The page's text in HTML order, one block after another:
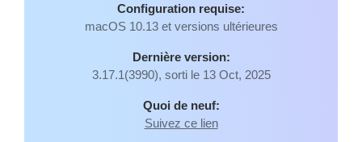
Configuration requise:
macOS 10.13 et versions ultérieures
Dernière version:
3.17.1(3990), sorti le 13 Oct, 2025
Quoi de neuf:
Suivez ce lien